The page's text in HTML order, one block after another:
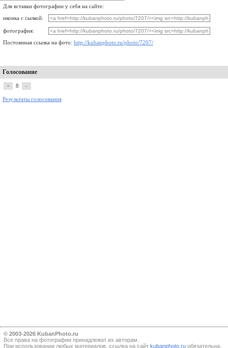
Для вставки фотографии у себя на сайте:
иконка с сылкой:
фотография:
Постоянная ссылка на фото: http://kubanphoto.ru/photo/7207/
Голосование
+ 8 –
Результаты голосования
© 2003-2026 KubanPhoto.ru
Все прaва на фотографии принадлежат их авторам.
При использовании любых материалов, ссылка на сайт kubanphoto.ru обязательна.